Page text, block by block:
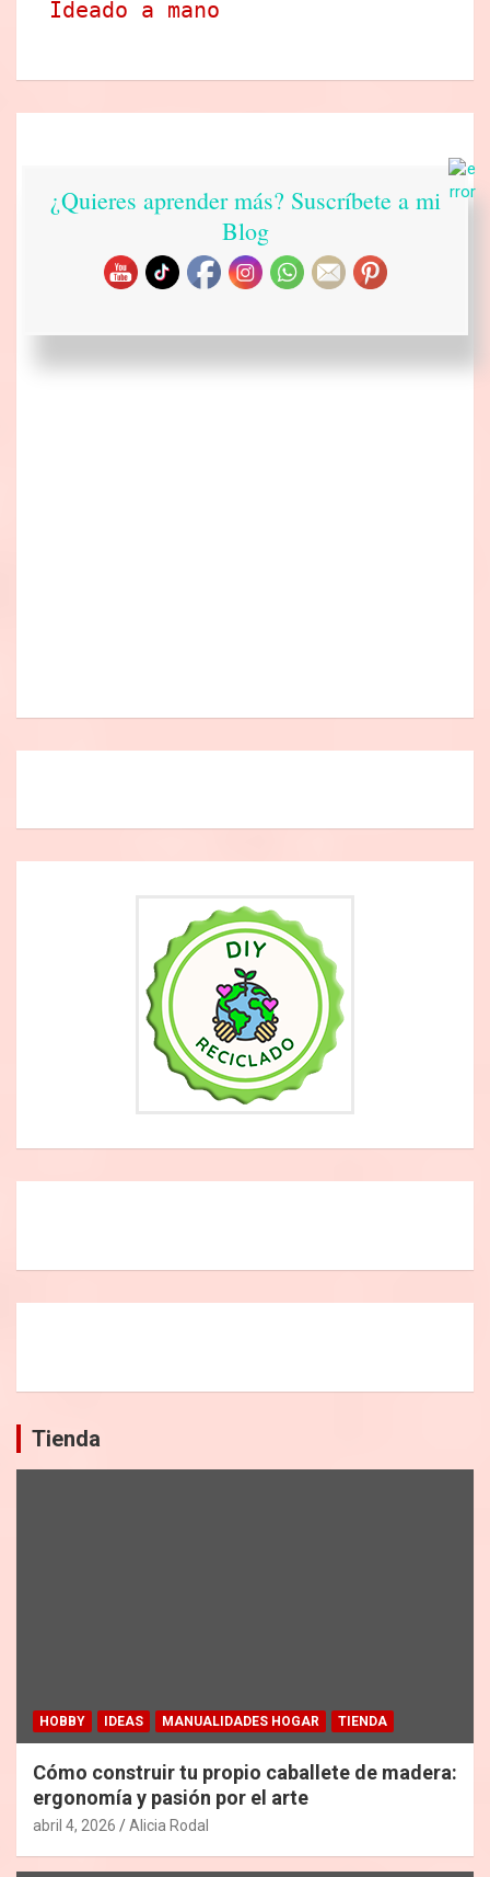
Ideado a mano
Tienda
HOBBY IDEAS MANUALIDADES HOGAR TIENDA
Cómo construir tu propio caballete de madera:
ergonomía y pasión por el arte
abril 4, 2026 Alicia Rodal
¿Quieres aprender más? Suscríbete a mi
Blog